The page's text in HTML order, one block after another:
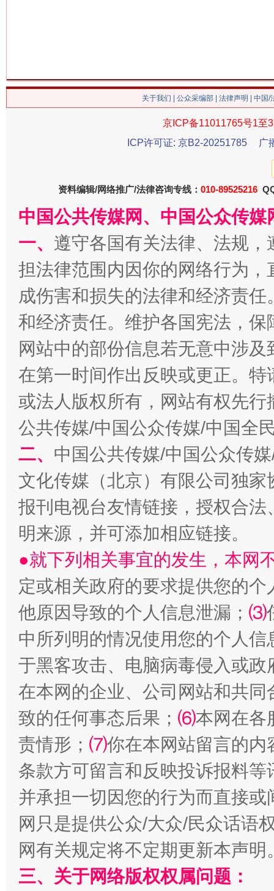
今
习近平的博鳌关键词
魏明
“刷贴”乱象丛生
揭批美国五大"原罪" "炒
解纷+调解+退费，一次搞定
关于我们 公众采编部 法律声明 | 中国
京ICP备11011765号1至
ICP许可证: 京B2-20251785
广
资料编辑/网络推广/法律咨询专线： 010-89525216
中国公共传媒网、中国公众传
一、 遵守各国有关法律、法规
担法律范围内因你的网络行为
成伤害和损失的法律和经济责
和经济责任。维护各国宪法，
网站中的部份信息若无意中涉
在第一时间作出反映或更正。
或法人版权所有，网站有权先
公共传媒/中国公众传媒/中国全
二、 中国公共传媒/中国公众传
文化传媒（北京）有限公司独
报刊电视台友情链接，授权合
明来源，并可添加相应链接。
●就下列相关事宜的发生，本网
定或相关政府的要求提供您的个
他原因导致的个人信息泄漏； ⑶
中所列明的情况使用您的个人
于黑客攻击、电脑病毒侵入或
在本网的企业、公司网站和共
致的任何事态后果； ⑹本网在各
责情形； ⑺你在本网站留言的内
条款方可留言和反映投诉报料
并承担一切因您的行为而直接
网只是提供公众/大众/民众话语
网有关规定将不定期更新本声明
三、关于网络版权权属问题：